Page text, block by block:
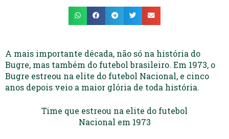
A mais importante década, não só na história do
Bugre, mas também do futebol brasileiro. Em 1973, o
Bugre estreou na elite do futebol Nacional, e cinco
anos depois veio a maior glória de toda história.
Time que estreou na elite do futebol
Nacional em 1973